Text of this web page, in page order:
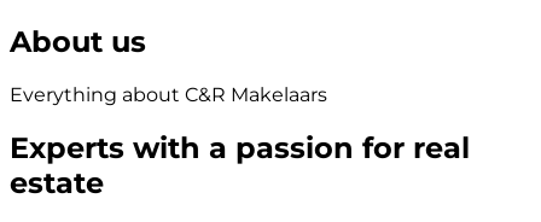
About us
Everything about C&R Makelaars
Experts with a passion for real
estate